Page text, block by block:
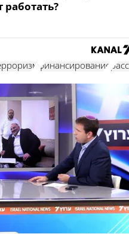
работать?
финансирование